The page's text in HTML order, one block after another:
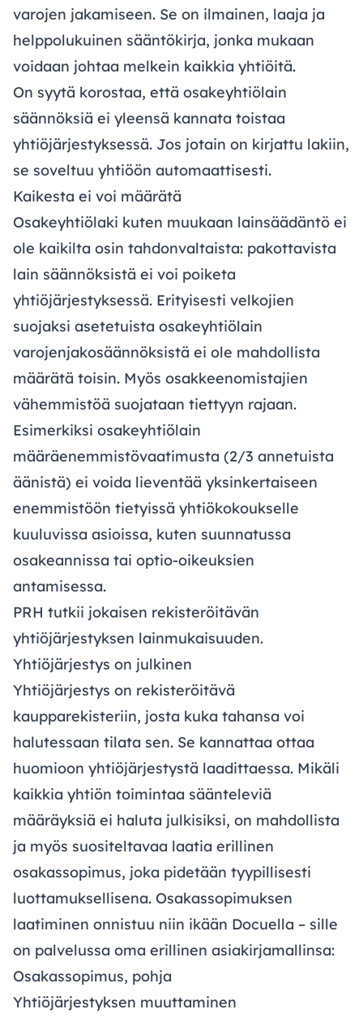
varojen jakamiseen. Se on ilmainen, laaja ja
helppolukuinen sääntökirja, jonka mukaan
voidaan johtaa melkein kaikkia yhtiöitä.
On syytä korostaa, että osakeyhtiölain
säännöksiä ei yleensä kannata toistaa
yhtiöjärjestyksessä. Jos jotain on kirjattu lakiin,
se soveltuu yhtiöön automaattisesti.
Kaikesta ei voi määrätä
Osakeyhtiölaki kuten muukaan lainsäädäntö ei
ole kaikilta osin tahdonvaltaista: pakottavista
lain säännöksistä ei voi poiketa
yhtiöjärjestyksessä. Erityisesti velkojien
suojaksi asetetuista osakeyhtiölain
varojenjakosäännöksistä ei ole mahdollista
määrätä toisin. Myös osakkeenomistajien
vähemmistöä suojataan tiettyyn rajaan.
Esimerkiksi osakeyhtiölain
määräenemmistövaatimusta (2/3 annetuista
äänistä) ei voida lieventää yksinkertaiseen
enemmistöön tietyissä yhtiökokoukselle
kuuluvissa asioissa, kuten suunnatussa
osakeannissa tai optio-oikeuksien
antamisessa.
PRH tutkii jokaisen rekisteröitävän
yhtiöjärjestyksen lainmukaisuuden.
Yhtiöjärjestys on julkinen
Yhtiöjärjestys on rekisteröitävä
kaupparekisteriin, josta kuka tahansa voi
halutessaan tilata sen. Se kannattaa ottaa
huomioon yhtiöjärjestystä laadittaessa. Mikäli
kaikkia yhtiön toimintaa säänteleviä
määräyksiä ei haluta julkisiksi, on mahdollista
ja myös suositeltavaa laatia erillinen
osakassopimus, joka pidetään tyypillisesti
luottamuksellisena. Osakassopimuksen
laatiminen onnistuu niin ikään Docuella – sille
on palvelussa oma erillinen asiakirjamallinsa:
Osakassopimus, pohja
Yhtiöjärjestyksen muuttaminen